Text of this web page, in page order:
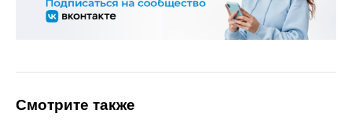
Смотрите также